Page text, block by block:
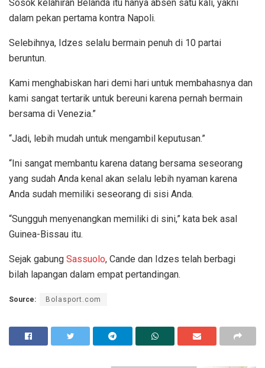
Sosok kelahiran Belanda itu hanya absen satu kali, yakni
dalam pekan pertama kontra Napoli.
Selebihnya, Idzes selalu bermain penuh di 10 partai
beruntun.
Kami menghabiskan hari demi hari untuk membahasnya dan
kami sangat tertarik untuk bereuni karena pernah bermain
bersama di Venezia.”
“Jadi, lebih mudah untuk mengambil keputusan.”
“Ini sangat membantu karena datang bersama seseorang
yang sudah Anda kenal akan selalu lebih nyaman karena
Anda sudah memiliki seseorang di sisi Anda.
“Sungguh menyenangkan memiliki di sini,” kata bek asal
Guinea-Bissau itu.
Sejak gabung Sassuolo, Cande dan Idzes telah berbagi
bilah lapangan dalam empat pertandingan.
Source: Bolasport.com